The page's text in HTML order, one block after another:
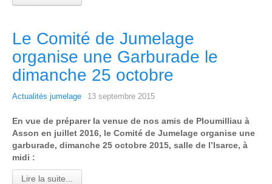
Le Comité de Jumelage
organise une Garburade le
dimanche 25 octobre
Actualités jumelage 13 septembre 2015
En vue de préparer la venue de nos amis de Ploumilliau à
Asson en juillet 2016, le Comité de Jumelage organise une
garburade, dimanche 25 octobre 2015, salle de l’Isarce, à
midi :
Lire la suite...